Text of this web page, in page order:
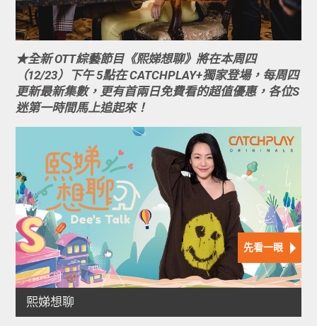
★全新 OTT綜藝節目《熙娣想聊》將在本周四
（12/23）下午 5點在 CATCHPLAY+獨家登場，每周四
更新最新集數，更有首兩日免費看的超值優惠，各位S
迷第一時間馬上追起來！